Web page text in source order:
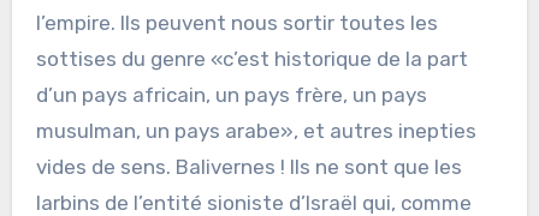
l’empire. Ils peuvent nous sortir toutes les
sottises du genre «c’est historique de la part
d’un pays africain, un pays frère, un pays
musulman, un pays arabe», et autres inepties
vides de sens. Balivernes ! Ils ne sont que les
larbins de l’entité sioniste d’Israël qui, comme